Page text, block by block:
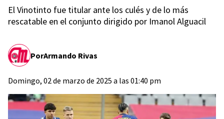
El Vinotinto fue titular ante los culés y de lo más
rescatable en el conjunto dirigido por Imanol Alguacil
PorArmando Rivas
Domingo, 02 de marzo de 2025 a las 01:40 pm